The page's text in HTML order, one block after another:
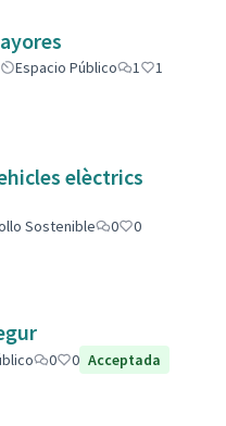
Espacio Público 1
1
elèctrics
Sostenible
0
0
0 0 Acceptada